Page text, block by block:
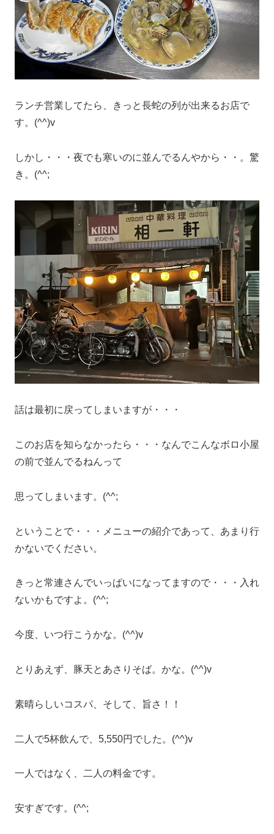
ランチ営業してたら、きっと長蛇の列が出来るお店で
す。(^^)v
しかし・・・夜でも寒いのに並んでるんやから・・。驚
き。(^^;
話は最初に戻ってしまいますが・・・
このお店を知らなかったら・・・なんでこんなボロ小屋
の前で並んでるねんって
思ってしまいます。(^^;
ということで・・・メニューの紹介であって、あまり行
かないでください。
きっと常連さんでいっぱいになってますので・・・入れ
ないかもですよ。(^^;
今度、いつ行こうかな。(^^)v
とりあえず、豚天とあさりそば。かな。(^^)v
素晴らしいコスパ、そして、旨さ！！
二人で5杯飲んで、5,550円でした。(^^)v
一人ではなく、二人の料金です。
安すぎです。(^^;